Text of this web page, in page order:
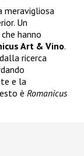
meravigliosa
Un
hanno
Art & Vino.
ricerca
e la
è Romanicus